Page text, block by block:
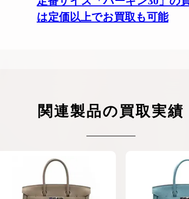
は定価以上でお買取も可能
関連製品の買取実績